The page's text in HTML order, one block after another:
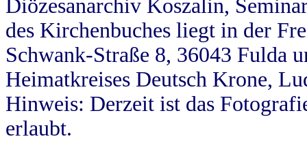
Diözesanarchiv Koszalin,
des Kirchenbuches liegt in der
Schwank-Straße 8, 36043 Fulda
Heimatkreises Deutsch Krone,
Hinweis: Derzeit ist das
erlaubt.